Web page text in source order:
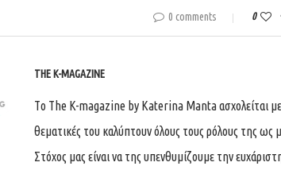
0 comments 0
THE K-MAGAZINE
Tο The K-magazine by Katerina Manta ασχολείται
θεματικές του καλύπτουν όλους τους ρόλους της
Στόχος μας είναι να της υπενθυμίζουμε την